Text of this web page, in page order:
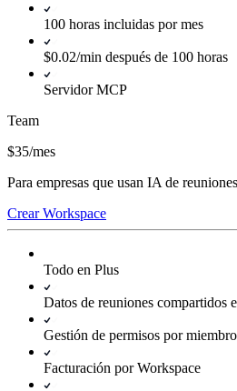
100 horas incluidas por mes
$0.02/min después de 100 horas
Servidor MCP
Team
$35/mes
Para empresas que usan IA de
Crear Workspace
Todo en Plus
Datos de reuniones compartidos
Gestión de permisos por miembro
Facturación por Workspace